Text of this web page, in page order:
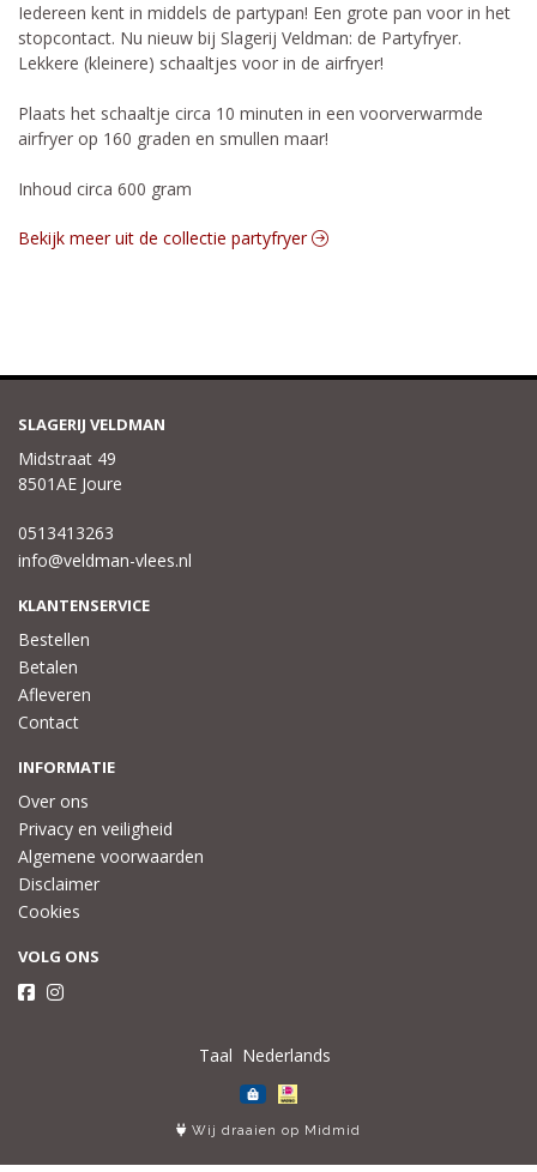
Iedereen kent in middels de partypan! Een grote pan voor in het
stopcontact. Nu nieuw bij Slagerij Veldman: de Partyfryer.
Lekkere (kleinere) schaaltjes voor in de airfryer!
Plaats het schaaltje circa 10 minuten in een voorverwarmde
airfryer op 160 graden en smullen maar!
Inhoud circa 600 gram
Bekijk meer uit de collectie partyfryer
SLAGERIJ VELDMAN
Midstraat 49
8501AE Joure
0513413263
info@veldman-vlees.nl
KLANTENSERVICE
Bestellen
Betalen
Afleveren
Contact
INFORMATIE
Over ons
Privacy en veiligheid
Algemene voorwaarden
Disclaimer
Cookies
VOLG ONS
Taal
Wij draaien op Midmid